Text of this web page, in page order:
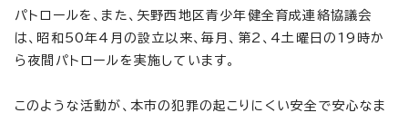
パトロールを、また、矢野西地区青少年健全育成連絡協議会
は、昭和50年4月の設立以来、毎月、第2、4土曜日の19時か
ら夜間パトロールを実施しています。
このような活動が、本市の犯罪の起こりにくい安全で安心なま